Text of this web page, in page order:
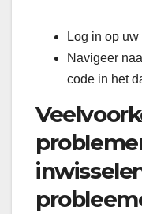
Log in op
Navigeer
code in het